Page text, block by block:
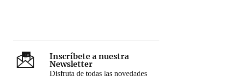
Inscríbete a nuestra
Newsletter
Disfruta de todas las novedades